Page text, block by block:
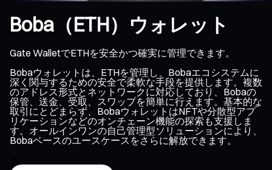
Boba（ETH）ウォレット
Gate WalletでETHを安全かつ確実に管理できます。
Bobaウォレットは、ETHを管理し、Bobaエコシステムに
深く関与するための安全で柔軟な手段を提供します。複数
のアドレス形式とネットワークに対応しており、Bobaの
保管、送金、受取、スワップを簡単に行えます。基本的な
取引にとどまらず、BobaウォレットはNFTや分散型アプ
リケーションなどのオンチェーン機能の探索も支援しま
す。オールインワンの自己管理型ソリューションにより、
Bobaベースのユースケースをさらに解放できます。